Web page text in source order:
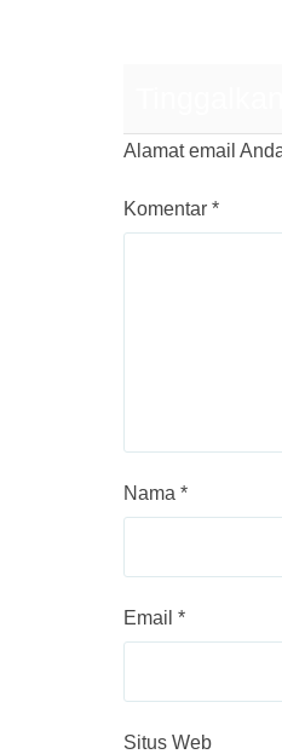
Alamat email
Komentar *
Nama *
Email *
Situs Web